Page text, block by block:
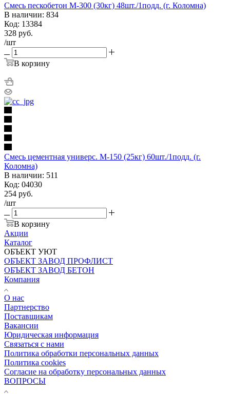
Смесь пескобетон М-300 (30кг) 48шт./1подд. (г. Коломна)
В наличии: 834
Код: 13384
328 руб.
/шт
В корзину
Смесь цементная универс. М-150 (25кг) 60шт./1подд. (г.
Коломна)
В наличии: 511
Код: 04030
254 руб.
/шт
В корзину
Акции
Каталог
ОБЪЕКТ УЮТ
ОБЪЕКТ ЗАВОД ПРОФЛИСТ
ОБЪЕКТ ЗАВОД БЕТОН
Компания
О нас
Партнерство
Поставщикам
Вакансии
Юридическая информация
Связаться с нами
Политика обработки персональных данных
Политика cookies
Согласие на обработку персональных данных
ВОПРОСЫ